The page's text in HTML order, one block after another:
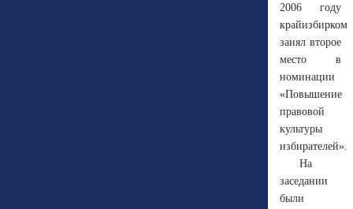
2006 году
крайизбирком
занял второе
место в
номинации
«Повышение
правовой
культуры
избирателей».
На
заседании
были